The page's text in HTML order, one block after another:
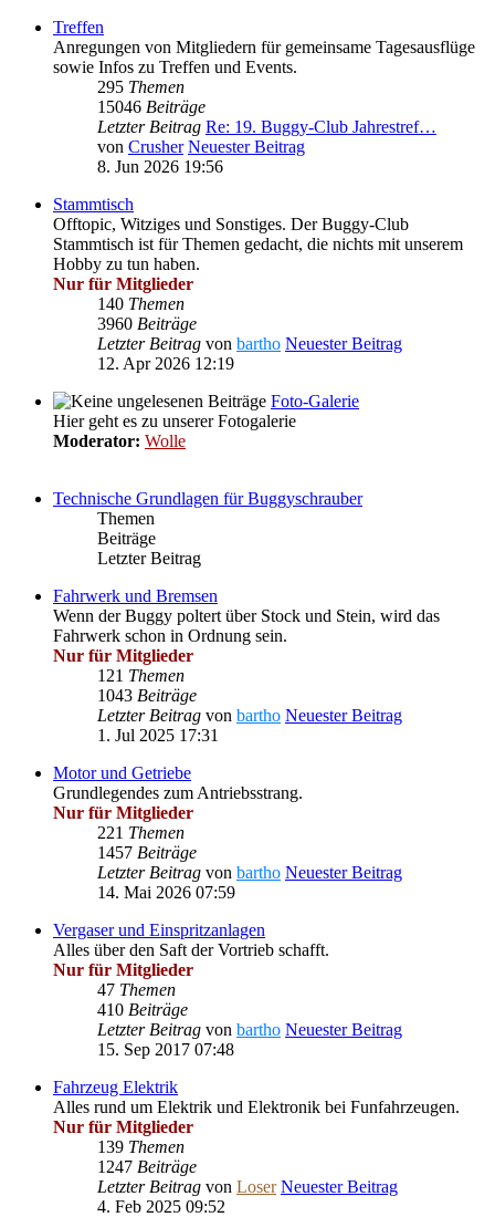
Treffen
Anregungen von Mitgliedern für gemeinsame Tagesausflüge
sowie Infos zu Treffen und Events.
295 Themen
15046 Beiträge
Letzter Beitrag Re: 19. Buggy-Club Jahrestref…
von Crusher Neuester Beitrag
8. Jun 2026 19:56
Stammtisch
Offtopic, Witziges und Sonstiges. Der Buggy-Club
Stammtisch ist für Themen gedacht, die nichts mit unserem
Hobby zu tun haben.
Nur für Mitglieder
140 Themen
3960 Beiträge
Letzter Beitrag von bartho Neuester Beitrag
12. Apr 2026 12:19
Foto-Galerie
Hier geht es zu unserer Fotogalerie
Moderator: Wolle
Technische Grundlagen für Buggyschrauber
Themen
Beiträge
Letzter Beitrag
Fahrwerk und Bremsen
Wenn der Buggy poltert über Stock und Stein, wird das
Fahrwerk schon in Ordnung sein.
Nur für Mitglieder
121 Themen
1043 Beiträge
Letzter Beitrag von bartho Neuester Beitrag
1. Jul 2025 17:31
Motor und Getriebe
Grundlegendes zum Antriebsstrang.
Nur für Mitglieder
221 Themen
1457 Beiträge
Letzter Beitrag von bartho Neuester Beitrag
14. Mai 2026 07:59
Vergaser und Einspritzanlagen
Alles über den Saft der Vortrieb schafft.
Nur für Mitglieder
47 Themen
410 Beiträge
Letzter Beitrag von bartho Neuester Beitrag
15. Sep 2017 07:48
Fahrzeug Elektrik
Alles rund um Elektrik und Elektronik bei Funfahrzeugen.
Nur für Mitglieder
139 Themen
1247 Beiträge
Letzter Beitrag von Loser Neuester Beitrag
4. Feb 2025 09:52